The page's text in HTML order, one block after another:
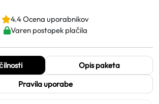
4.4 Ocena uporabnikov
Varen postopek plačila
Opis paketa
Pravila uporabe